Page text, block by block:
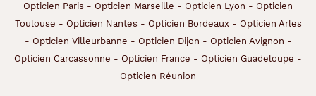
Couleur
de
monture
Opticien Paris - Opticien Marseille - Opticien Lyon - Opticien
Toulouse - Opticien Nantes - Opticien Bordeaux- Opticien Arles
- Opticien Villeurbanne - Opticien Dijon - Opticien Avignon -
Opticien Carcassonne - Opticien France - Opticien Guadeloupe -
Opticien Réunion